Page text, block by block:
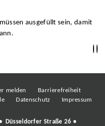
ausgefüllt sein, damit
melden
Barrierefreiheit
Datenschutz Impressum
Düsseldorfer Straße 26 •